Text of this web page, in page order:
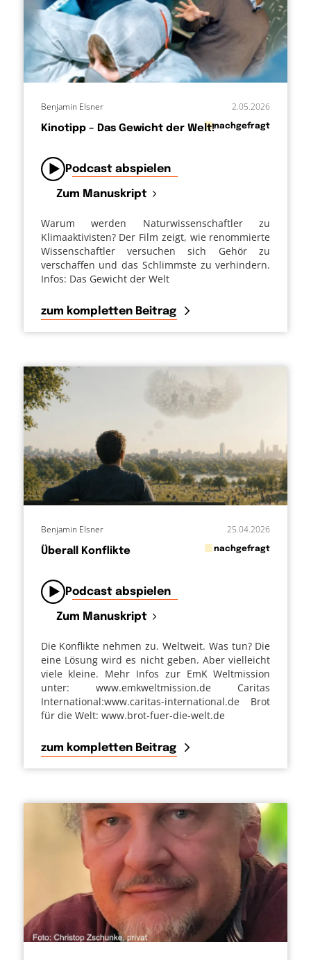
Kinotipp – Das Gewicht der Welt!
2.05.2026
innachgefragt
Benjamin Elsner
Podcast abspielen
Zum Manuskript
Warum werden Naturwissenschaftler zu
Klimaaktivisten? Der Film zeigt, wie renommierte
Wissenschaftler versuchen sich Gehör zu
verschaffen und das Schlimmste zu verhindern.
Infos: Das Gewicht der Welt
zum kompletten Beitrag
Überall Konflikte
25.04.2026
innachgefragt
Benjamin Elsner
Podcast abspielen
Zum Manuskript
Die Konflikte nehmen zu. Weltweit. Was tun? Die
eine Lösung wird es nicht geben. Aber vielleicht
viele kleine. Mehr Infos zur EmK Weltmission
unter: www.emkweltmission.de Caritas
International:www.caritas-international.de Brot
für die Welt: www.brot-fuer-die-welt.de
zum kompletten Beitrag